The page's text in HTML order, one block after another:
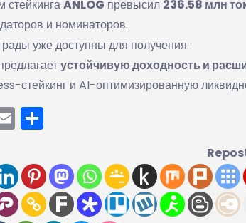
ANLOG превысил 236.58 млн
и номинаторов.
уже доступны для получения.
устойчивую доходность и
стейкинг и AI-оптимизированную
Email